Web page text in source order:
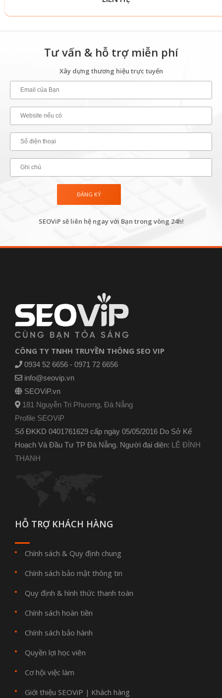
Tư vấn & hỗ trợ miễn phí
Xây dựng thương hiệu trực tuyến
SEOViP sẽ liên hệ ngay với Bạn trong vòng 24h!
CÔNG TY TNHH TRUYỀN THÔNG SEO VIP
0934 52 6656 - 0971 72 6656
info@seovip.vn
SEOViP.vn
181 Nguyễn Tri Phương, Đà Nẵng
Profile SEOViP
Số ĐKKD 0401761629 cấp ngày 05/05/2016 Do Sở Kế
Hoạch Và Đầu Tư TP Đà Nẵng. Người đại diện: LÊ ĐÌNH
THANH
HỖ TRỢ KHÁCH HÀNG
Chính sách & Quy định chung
Chính sách bảo mật thông tin
Quy định & hình thức thanh toán
Chính sách hoàn tiền
Chính sách bảo hành
Quyền lợi học viên
Cơ hội việc làm
Giới thiệu SEOViP | Khách hàng